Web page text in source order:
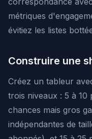
métriques
évitiez les listes
Construire une
Créez un tableur
trois niveaux : 5 à 10
chances mais gros
indépendantes de